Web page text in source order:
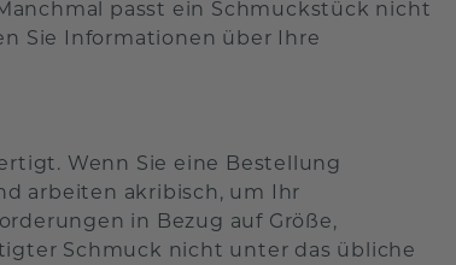
passt ein Schmuckstück nicht
Sie Informationen über Ihre
Wenn Sie eine Bestellung
arbeiten akribisch, um Ihr
in Bezug auf Größe,
Schmuck nicht unter das übliche